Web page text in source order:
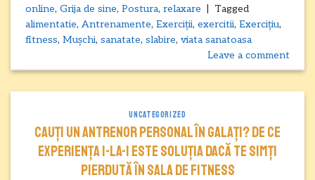
online,Grija de sine,Postura,relaxare
Tagged
alimentatie,Antrenamente,Exerciții,exercitii,Exercițiu,
fitness,Mușchi,sanatate,slabire,viata sanatoasa
Leave a comment
UNCATEGORIZED
Cauți un antrenor personal în Galați? De ce
experiența 1-la-1 este soluția dacă te simți
pierdută în sala de fitness